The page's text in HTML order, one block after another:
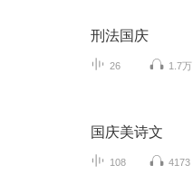
刑法国庆
26 1.7万
国庆美诗文
108 4173